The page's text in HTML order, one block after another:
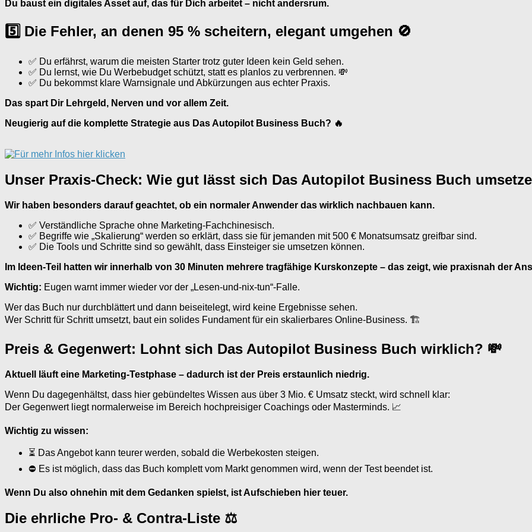
Du baust ein digitales Asset auf, das für Dich arbeitet – nicht andersrum.
5️⃣ Die Fehler, an denen 95 % scheitern, elegant umgehen 🚫
✅ Du erfährst, warum die meisten Starter trotz guter Ideen kein Geld sehen.
✅ Du lernst, wie Du Werbebudget schützt, statt es planlos zu verbrennen. 💸
✅ Du bekommst klare Warnsignale und Abkürzungen aus echter Praxis.
Das spart Dir Lehrgeld, Nerven und vor allem Zeit.
Neugierig auf die komplette Strategie aus Das Autopilot Business Buch? 🔥
Unser Praxis-Check: Wie gut lässt sich Das Autopilot Business Buch
Wir haben besonders darauf geachtet, ob ein normaler Anwender das wirklich nachbauen kann.
✅ Verständliche Sprache ohne Marketing-Fachchinesisch.
✅ Begriffe wie „Skalierung“ werden so erklärt, dass sie für jemanden mit 500 € Monatsumsatz greifbar sind.
✅ Die Tools und Schritte sind so gewählt, dass Einsteiger sie umsetzen können.
Im Ideen-Teil hatten wir innerhalb von 30 Minuten mehrere tragfähige Kurskonzepte – das zeigt, wie praxisnah der
Wichtig: Eugen warnt immer wieder vor der „Lesen-und-nix-tun“-Falle.
Wer das Buch nur durchblättert und dann beiseitelegt, wird keine Ergebnisse sehen.
Wer Schritt für Schritt umsetzt, baut ein solides Fundament für ein skalierbares Online-Business. 🏗
Preis & Gegenwert: Lohnt sich Das Autopilot Business Buch wirklich? 💸
Aktuell läuft eine Marketing-Testphase – dadurch ist der Preis erstaunlich niedrig.
Wenn Du dagegenhältst, dass hier gebündeltes Wissen aus über 3 Mio. € Umsatz steckt, wird schnell klar:
Der Gegenwert liegt normalerweise im Bereich hochpreisiger Coachings oder Masterminds. 📈
Wichtig zu wissen:
⏳ Das Angebot kann teurer werden, sobald die Werbekosten steigen.
⛔ Es ist möglich, dass das Buch komplett vom Markt genommen wird, wenn der Test beendet ist.
Wenn Du also ohnehin mit dem Gedanken spielst, ist Aufschieben hier teuer.
Die ehrliche Pro- & Contra-Liste ⚖